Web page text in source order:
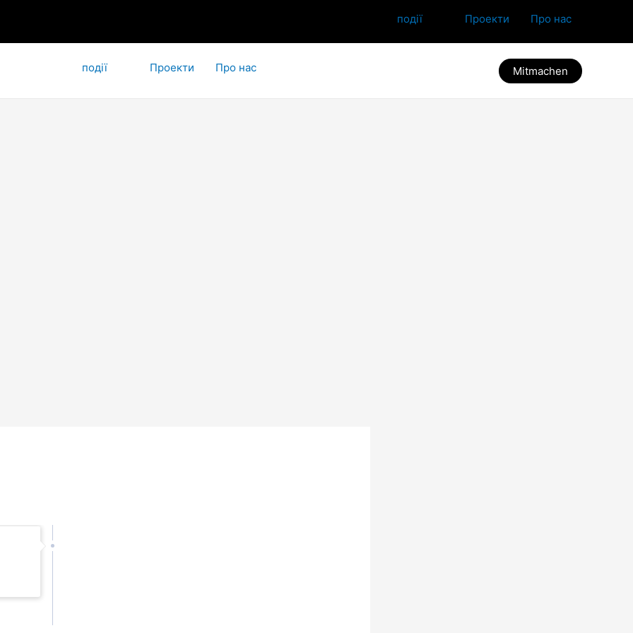
події Проекти Про нас
події Проекти Про нас Mitmachen